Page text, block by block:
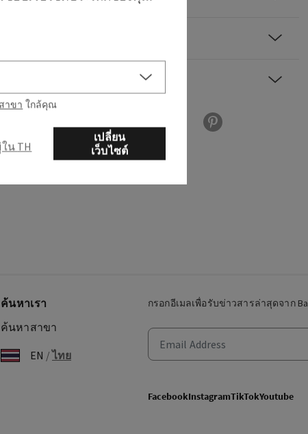
กรอกอีเมลเพื่อรับข่าวสารล่าสุดจาก
FacebookInstagramTikTokYoutube
ค้นหาเรา
ค้นหาสาขา
EN /ไทย
าขา ใกล้คุณ
อยู่ใน TH
เปลี่ยน
เว็บไซต์